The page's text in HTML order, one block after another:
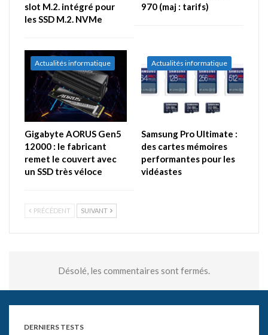
slot M.2. intégré pour
les SSD M.2. NVMe
970 (maj : tarifs)
Actualités informatique
Gigabyte AORUS Gen5
12000 : le fabricant
remet le couvert avec
un SSD très véloce
Actualités informatique
Samsung Pro Ultimate :
des cartes mémoires
performantes pour les
vidéastes
PRÉCÉDENT SUIVANT
Désolé, les commentaires sont fermés.
DERNIERS TESTS